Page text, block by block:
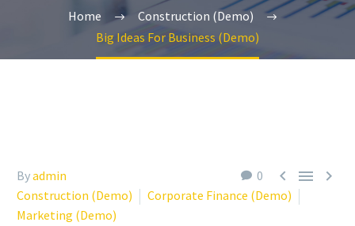
Home
Construction (Demo)
Big Ideas For Business (Demo)
0   
Byadmin
Construction (Demo)
Corporate Finance (Demo)
Marketing (Demo)